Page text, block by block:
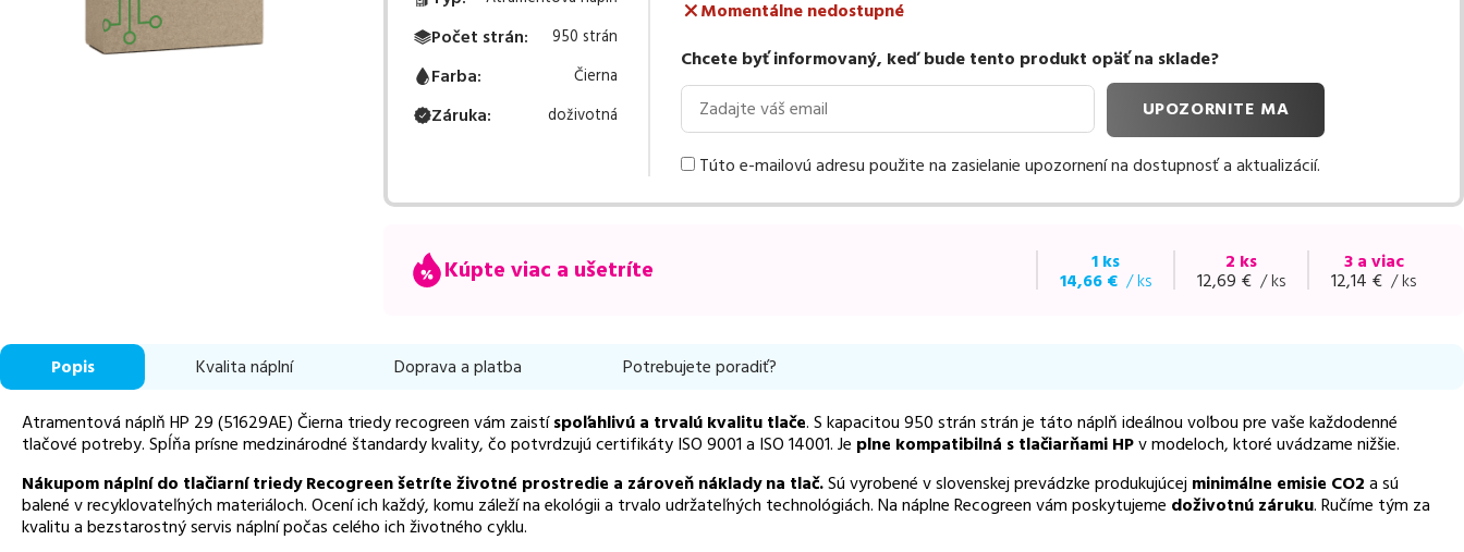
Počet strán: 950 strán
Farba: Čierna
Záruka: doživotná
Momentálne nedostupné
Chcete byť informovaný, keď bude tento produkt opäť na sklade?
UPOZORNITE MA
Túto e-mailovú adresu použite na zasielanie upozornení na dostupnosť a aktualizácií.
Kúpte viac a ušetríte
1 ks
14,66 € / ks
2 ks
12,69 € / ks
3 a viac
12,14 € / ks
Popis Kvalita náplní Doprava a platba Potrebujete poradiť?
Atramentová náplň HP 29 (51629AE) Čierna triedy recogreen vám zaistíspoľahlivú a trvalú kvalitu tlače. S kapacitou 950 strán strán je táto náplň ideálnou voľbou pre vaše každodenné
tlačové potreby. Spĺňa prísne medzinárodné štandardy kvality, čo potvrdzujú certifikáty ISO 9001 a ISO 14001. Je plne kompatibilná s tlačiarňami HPv modeloch, ktoré uvádzame nižšie.
Nákupom náplní do tlačiarní triedy Recogreen šetríte životné prostredie a zároveň náklady na tlač.Sú vyrobené v slovenskej prevádzke produkujúcej minimálne emisie CO2 a sú
balené v recyklovateľných materiáloch. Ocení ich každý, komu záleží na ekológii a trvalo udržateľných technológiách. Na náplne Recogreen vám poskytujeme doživotnú záruku. Ručíme tým za
kvalitu a bezstarostný servis náplní počas celého ich životného cyklu.